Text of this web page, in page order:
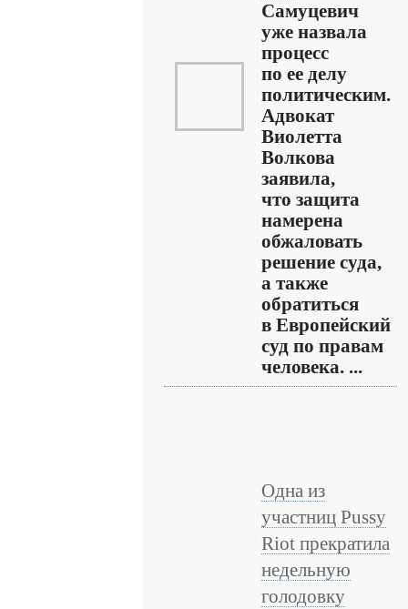
Самуцевич
уже назвала
процесс
по ее делу
политическим.
Адвокат
Виолетта
Волкова
заявила,
что защита
намерена
обжаловать
решение суда,
а также
обратиться
в Европейский
суд по правам
человека. ...
Одна из
участниц Pussy
Riot прекратила
недельную
голодовку